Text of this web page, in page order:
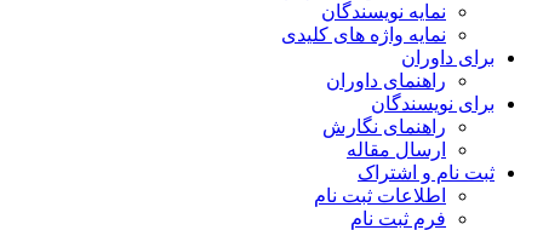
نمایه نویسندگان
نمایه واژه های کلیدی
برای داوران
راهنمای داوران
برای نویسندگان
راهنمای نگارش
ارسال مقاله
ثبت نام و اشتراک
اطلاعات ثبت نام
فرم ثبت نام